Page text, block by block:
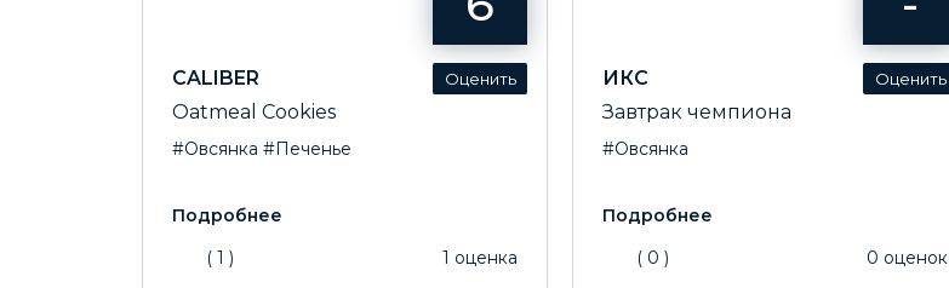
CALIBER
Oatmeal Cookies
#Овсянка #Печенье
( 1 ) 1 оценка
ИКС
Завтрак чемпиона
#Овсянка
( 0 ) 0 оценок